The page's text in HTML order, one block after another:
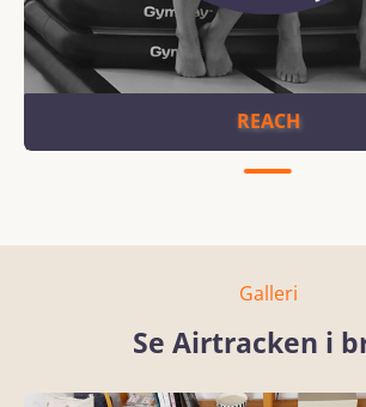
REACH
Galleri
Se Airtracken i